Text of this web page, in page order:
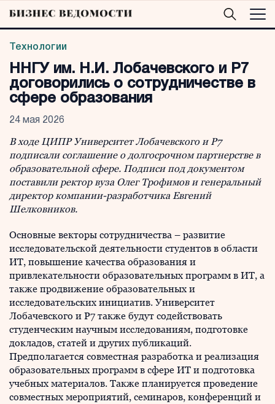
Технологии
ННГУ им. Н.И. Лобачевского и Р7
договорились о сотрудничестве в
сфере образования
24 мая 2026
В ходе ЦИПР Университет Лобачевского и Р7
подписали соглашение о долгосрочном партнерстве в
образовательной сфере. Подписи под документом
поставили ректор вуза Олег Трофимов и генеральный
директор компании-разработчика Евгений
Шелковников.
Основные векторы сотрудничества – развитие
исследовательской деятельности студентов в области
ИТ, повышение качества образования и
привлекательности образовательных программ в ИТ, а
также продвижение образовательных и
исследовательских инициатив. Университет
Лобачевского и Р7 также будут содействовать
студенческим научным исследованиям, подготовке
докладов, статей и других публикаций.
Предполагается совместная разработка и реализация
образовательных программ в сфере ИТ и подготовка
учебных материалов. Также планируется проведение
совместных мероприятий, семинаров, конференций и